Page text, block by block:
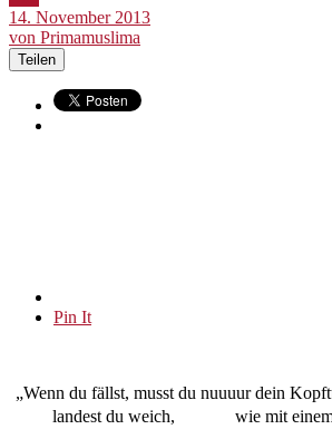
14. November 2013
von Primamuslima
Teilen
Pin It
„Wenn du fällst, musst du nuuuur dein
landest du weich, wie mit